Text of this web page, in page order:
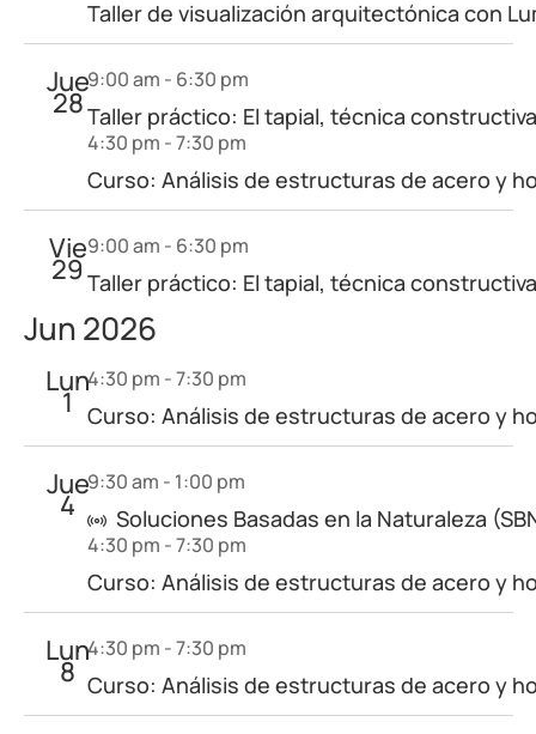
Taller de visualización arquitectónica con
Jue
28
9:00 am - 6:30 pm
Taller práctico: El tapial, técnica
4:30 pm -7:30 pm
Curso: Análisis de estructuras de acero y
Vie
29
9:00 am - 6:30 pm
Taller práctico: El tapial, técnica
Jun 2026
Lun
1
4:30 pm -7:30 pm
Curso: Análisis de estructuras de acero y
Jue
4
9:30 am - 1:00 pm
Soluciones Basadas en la Naturaleza
4:30 pm -7:30 pm
Curso: Análisis de estructuras de acero y
Lun
8
4:30 pm -7:30 pm
Curso: Análisis de estructuras de acero y